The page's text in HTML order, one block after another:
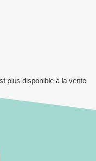
plus disponible à la vente